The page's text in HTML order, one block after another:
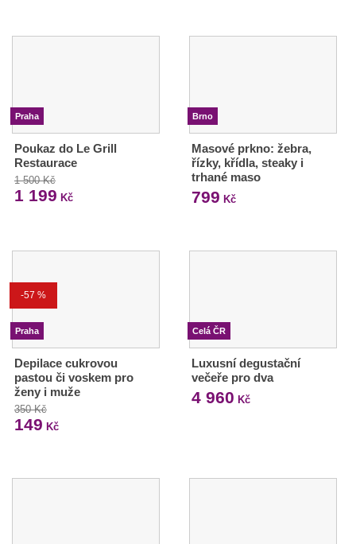
Praha
Poukaz do Le Grill
Restaurace
1 500 Kč
1 199 Kč
Brno
Masové prkno: žebra,
řízky, křídla, steaky i
trhané maso
799 Kč
-57 %
Praha
Depilace cukrovou
pastou či voskem pro
ženy i muže
350 Kč
149 Kč
Celá ČR
Luxusní degustační
večeře pro dva
4 960 Kč